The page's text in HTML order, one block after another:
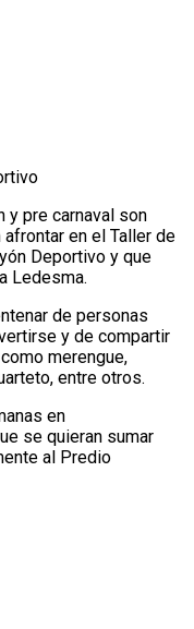
y pre carnaval son
en el Taller de
Deportivo y que
Ledesma.
de personas
y de compartir
merengue,
entre otros.
en
se quieran sumar
al Predio